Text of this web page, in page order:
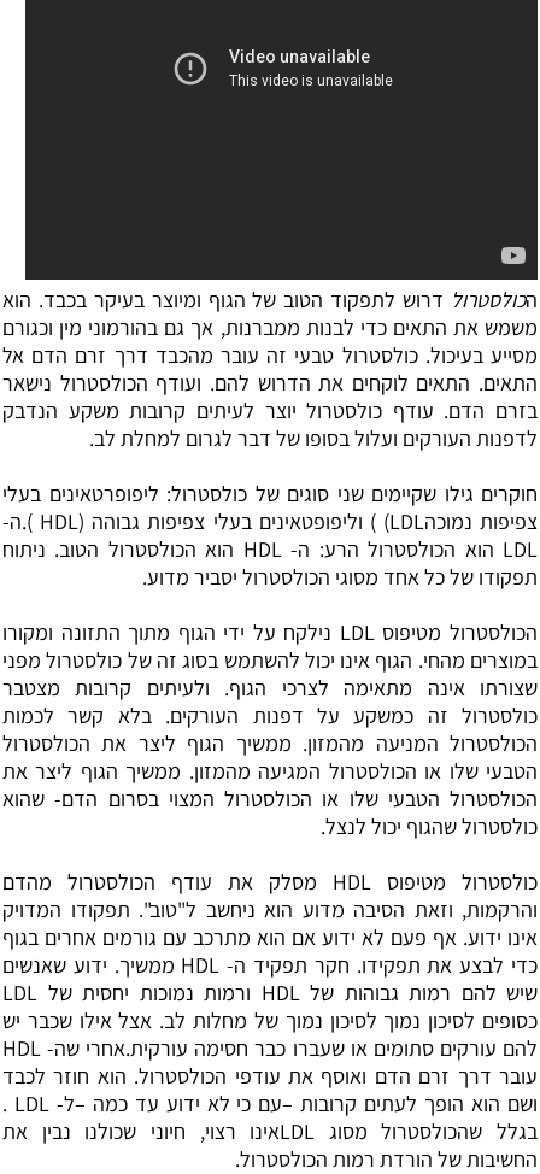
הכולסטרול דרוש לתפקוד הטוב של הגוף ומיוצר בעיקר בכבד. הוא
משמש את התאים כדי לבנות ממברנות, אך גם בהורמוני מין וכגורם
מסייע בעיכול. כולסטרול טבעי זה עובר מהכבד דרך זרם הדם אל
התאים. התאים לוקחים את הדרוש להם. ועודף הכולסטרול נישאר
בזרם הדם. עודף כולסטרול יוצר לעיתים קרובות משקע הנדבק
לדפנות העורקים ועלול בסופו של דבר לגרום למחלת לב.
חוקרים גילו שקיימים שני סוגים של כולסטרול: ליפופרטאינים בעלי
צפיפות נמוכהLDL) ) וליפופטאינים בעלי צפיפות גבוהה (HDL ).ה-
LDL הוא הכולסטרול הרע: ה- HDL הוא הכולסטרול הטוב. ניתוח
תפקודו של כל אחד מסוגי הכולסטרול יסביר מדוע.
הכולסטרול מטיפוס LDL נילקח על ידי הגוף מתוך התזונה ומקורו
במוצרים מהחי. הגוף אינו יכול להשתמש בסוג זה של כולסטרול מפני
שצורתו אינה מתאימה לצרכי הגוף. ולעיתים קרובות מצטבר
כולסטרול זה כמשקע על דפנות העורקים. בלא קשר לכמות
הכולסטרול המניעה מהמזון. ממשיך הגוף ליצר את הכולסטרול
הטבעי שלו או הכולסטרול המגיעה מהמזון. ממשיך הגוף ליצר את
הכולסטרול הטבעי שלו או הכולסטרול המצוי בסרום הדם- שהוא
כולסטרול שהגוף יכול לנצל.
כולסטרול מטיפוס HDL מסלק את עודף הכולסטרול מהדם
והרקמות, וזאת הסיבה מדוע הוא ניחשב ל"טוב". תפקודו המדויק
אינו ידוע. אף פעם לא ידוע אם הוא מתרכב עם גורמים אחרים בגוף
כדי לבצע את תפקידו. חקר תפקיד ה- HDL ממשיך. ידוע שאנשים
שיש להם רמות גבוהות של HDL ורמות נמוכות יחסית של LDL
כסופים לסיכון נמוך לסיכון נמוך של מחלות לב. אצל אילו שכבר יש
להם עורקים סתומים או שעברו כבר חסימה עורקית.אחרי שה- HDL
עובר דרך זרם הדם ואוסף את עודפי הכולסטרול. הוא חוזר לכבד
ושם הוא הופך לעתים קרובות –עם כי לא ידוע עד כמה –ל- LDL .
בגלל שהכולסטרול מסוג LDLאינו רצוי, חיוני שכולנו נבין את
החשיבות של הורדת רמות הכולסטרול.